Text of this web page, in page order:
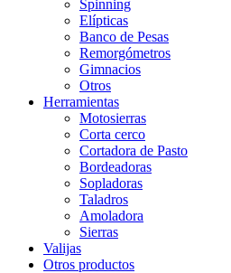
Spinning
Elípticas
Banco de Pesas
Remorgómetros
Gimnacios
Otros
Herramientas
Motosierras
Corta cerco
Cortadora de Pasto
Bordeadoras
Sopladoras
Taladros
Amoladora
Sierras
Valijas
Otros productos